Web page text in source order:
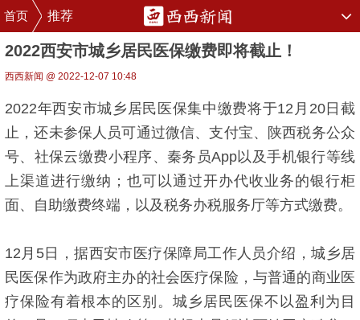
首页 推荐
2022西安市城乡居民医保缴费即将截止！
西西新闻 @ 2022-12-07 10:48
2022年西安市城乡居民医保集中缴费将于12月20日截
止，还未参保人员可通过微信、支付宝、陕西税务公众
号、社保云缴费小程序、秦务员App以及手机银行等线
上渠道进行缴纳；也可以通过开办代收业务的银行柜
面、自助缴费终端，以及税务办税服务厅等方式缴费。
12月5日，据西安市医疗保障局工作人员介绍，城乡居
民医保作为政府主办的社会医疗保险，与普通的商业医
疗保险有着根本的区别。城乡居民医保不以盈利为目